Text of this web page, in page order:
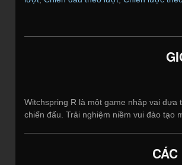
Witchspring R là một game nhập vai
chiến đấu. Trải nghiệm niềm vui đào tạo